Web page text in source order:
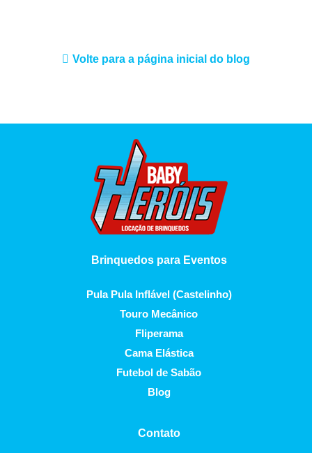
Volte para a página inicial do blog
Brinquedos para Eventos
Pula Pula Inflável (Castelinho)
Touro Mecânico
Fliperama
Cama Elástica
Futebol de Sabão
Blog
Contato